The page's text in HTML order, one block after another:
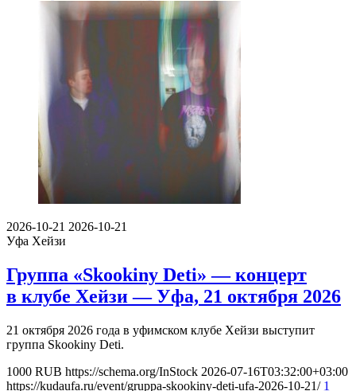
2026-10-21 2026-10-21
Уфа Хейзи
Группа «Skookiny Deti» — концерт
в клубе Хейзи — Уфа, 21 октября 2026
21 октября 2026 года в уфимском клубе Хейзи выступит
группа Skookiny Deti.
1000 RUB https://schema.org/InStock 2026-07-16T03:32:00+03:00
https://kudaufa.ru/event/gruppa-skookiny-deti-ufa-2026-10-21/ 1